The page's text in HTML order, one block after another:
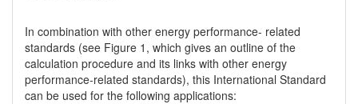
In combination with other energy performance- related
standards (see Figure 1, which gives an outline of the
calculation procedure and its links with other energy
performance-related standards), this International Standard
can be used for the following applications: